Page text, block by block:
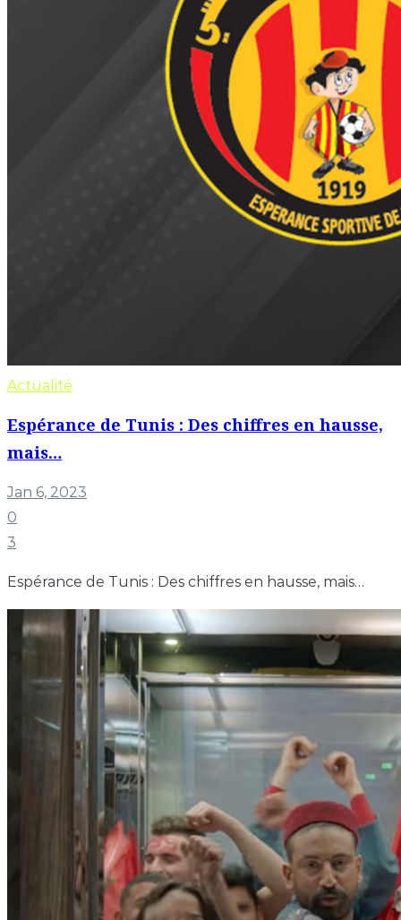
Actualité
Espérance de Tunis : Des chiffres en hausse,
mais…
Jan 6, 2023
0
3
Espérance de Tunis : Des chiffres en hausse, mais…